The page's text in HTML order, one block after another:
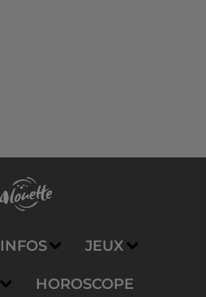
INFOS JEUX
HOROSCOPE